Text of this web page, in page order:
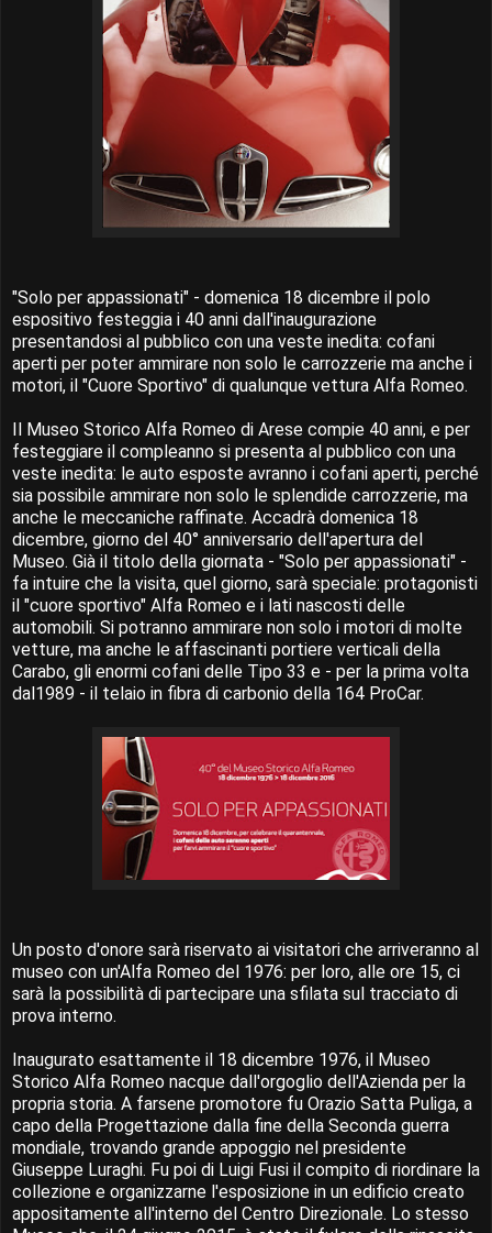
"Solo per appassionati" - domenica 18 dicembre il polo
espositivo festeggia i 40 anni dall'inaugurazione
presentandosi al pubblico con una veste inedita: cofani
aperti per poter ammirare non solo le carrozzerie ma anche i
motori, il "Cuore Sportivo" di qualunque vettura Alfa Romeo.
Il Museo Storico Alfa Romeo di Arese compie 40 anni, e per
festeggiare il compleanno si presenta al pubblico con una
veste inedita: le auto esposte avranno i cofani aperti, perché
sia possibile ammirare non solo le splendide carrozzerie, ma
anche le meccaniche raffinate. Accadrà domenica 18
dicembre, giorno del 40° anniversario dell'apertura del
Museo. Già il titolo della giornata - "Solo per appassionati" -
fa intuire che la visita, quel giorno, sarà speciale: protagonisti
il "cuore sportivo" Alfa Romeo e i lati nascosti delle
automobili. Si potranno ammirare non solo i motori di molte
vetture, ma anche le affascinanti portiere verticali della
Carabo, gli enormi cofani delle Tipo 33 e - per la prima volta
dal1989 - il telaio in fibra di carbonio della 164 ProCar.
Un posto d'onore sarà riservato ai visitatori che arriveranno al
museo con un'Alfa Romeo del 1976: per loro, alle ore 15, ci
sarà la possibilità di partecipare una sfilata sul tracciato di
prova interno.
Inaugurato esattamente il 18 dicembre 1976, il Museo
Storico Alfa Romeo nacque dall'orgoglio dell'Azienda per la
propria storia. A farsene promotore fu Orazio Satta Puliga, a
capo della Progettazione dalla fine della Seconda guerra
mondiale, trovando grande appoggio nel presidente
Giuseppe Luraghi. Fu poi di Luigi Fusi il compito di riordinare la
collezione e organizzarne l'esposizione in un edificio creato
appositamente all'interno del Centro Direzionale. Lo stesso